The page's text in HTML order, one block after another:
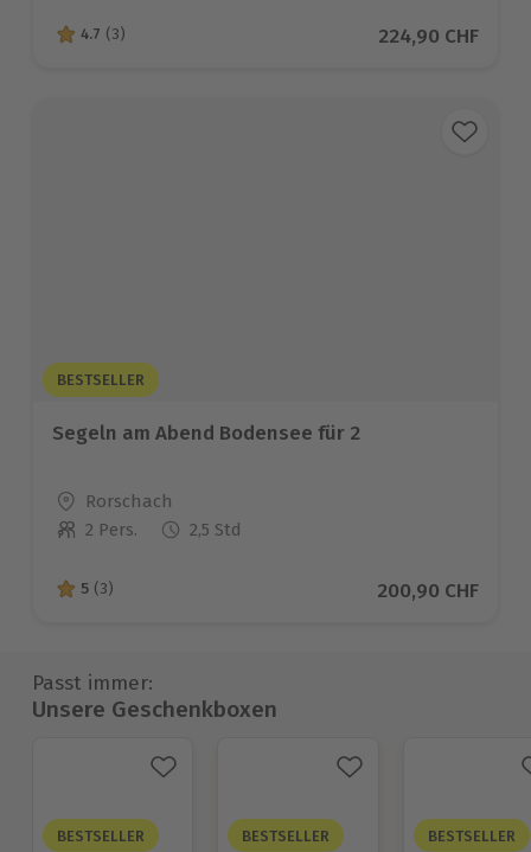
4.7 von 5 Sternen basierend auf 3 Bewertungen
4.7 (3) Aktueller Preis
224,90 CHF
BESTSELLER
Segeln am Abend Bodensee für 2
Standort
Rorschach
Anzahl der Teilnehmer
2 Pers. 2,5 Std
5 von 5 Sternen basierend auf 3 Bewertungen
5 (3) Aktueller Preis
200,90 CHF
Passt immer:
Unsere Geschenkboxen
BESTSELLER BESTSELLER BESTSELLER